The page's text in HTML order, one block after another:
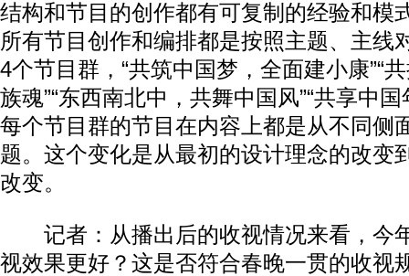
结构和节目的创作都有可复制的经验和模
所有节目创作和编排都是按照主题、主线
4个节目群，“共筑中国梦，全面建小康”“
族魂”“东西南北中，共舞中国风”“共享中
每个节目群的节目在内容上都是从不同侧
题。这个变化是从最初的设计理念的改变
改变。
记者：从播出后的收视情况来看，今
视效果更好？这是否符合春晚一贯的收视